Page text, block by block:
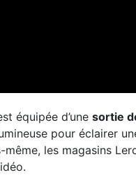
équipée d’une sortie
pour éclairer
les magasins